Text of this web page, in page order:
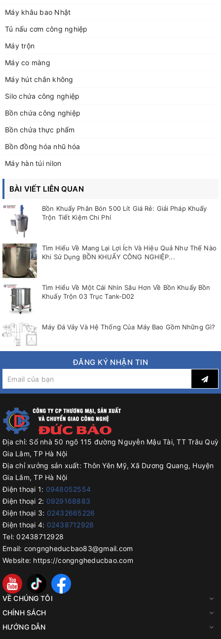
Máy khâu bao Nhật
Tủ nấu cơm công nghiệp
Máy trộn
Máy co màng
Máy hút chân không
Silo chứa công nghiệp
Bồn chứa công nghiệp
Bồn chứa thực phẩm
Bồn đồng hóa nhũ hóa
Máy hàn túi nilon
BÀI VIẾT LIÊN QUAN
Bồn Khuấy Phân Bón 500 Lít Giá Rẻ: Giải Pháp Khuấy
Trộn Tiết Kiệm Chi Phí
Tìm Hiểu Về Mang Lại Lợi Ích Và Hiệu Quả Như Thế Nào
Khi Sử Dụng BỒN KHUẤY CÔNG NGHIỆP...
Tìm Hiểu Về Một Cái Nhìn Sâu Hơn Về Bồn Khuấy Bồn
Khuấy Trộn 03 Trục Tank-D02
Máy Đá Vảy Và Hệ Thống Của Máy Bao Gồm Những Gì?
ĐĂNG KÝ NHẬN TIN
Địa chỉ: Số nhà 50 ngõ 115 đường Nguyễn Mậu Tài, TT Trâu Quỳ
Gia Lâm, TP Hà Nội
Địa chỉ xưởng sản xuất: Thôn Yên Mỹ, Xã Dương Quang, Huyện
Gia Lâm, TP Hà Nội
Điện thoại 1: 0948052554
Điện thoại 2: 0929168883
Điện thoại 3: 02432665226
Điện thoại 4: 02438712928
Tel: 02438712928
Email: congngheducbao83@gmail.com
Website: https://congngheducbao.com
VỀ CHÚNG TÔI
CHÍNH SÁCH
HƯỚNG DẪN